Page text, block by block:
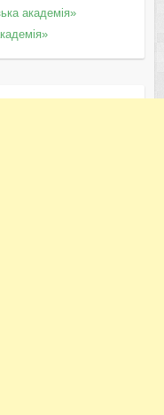
академія»